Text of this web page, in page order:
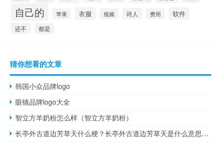
自己的 苹果 衣服 视频 诗人 费用 软件
还不 都是
猜你想看的文章
韩国小众品牌logo
眼镜品牌logo大全
智立方羊奶粉怎么样（智立方羊奶粉）
长亭外古道边芳草天什么梗？长亭外古道边芳草天是什么意思什么梗